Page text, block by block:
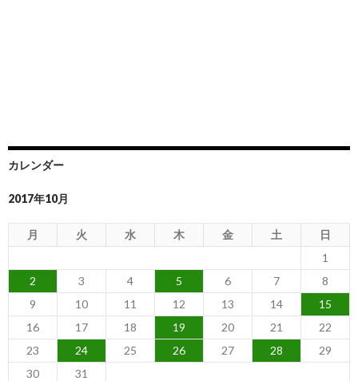
カレンダー
2017年10月
月 火 水 木 金 土
日
1
2
3 4 5 6 7
8
9
10 11 12 13 14
15
16
17 18 19 20 21
22
23
24 25 26 27 28
29
30
31